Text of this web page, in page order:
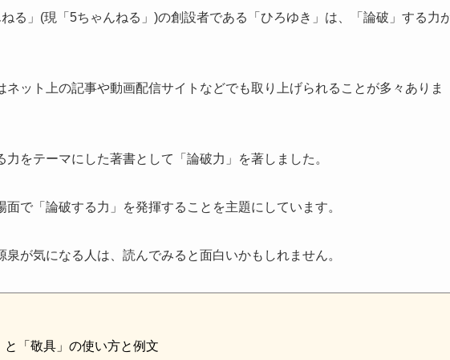
る」(現「5ちゃんねる」)の創設者である「ひろゆき」は、「論破」する力
ネット上の記事や動画配信サイトなどでも取り上げられることが多々ありま
をテーマにした著書として「論破力」を著しました。
で「論破する力」を発揮することを主題にしています。
泉が気になる人は、読んでみると面白いかもしれません。
「敬具」の使い方と例文